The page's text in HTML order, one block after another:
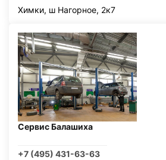
Химки, ш Нагорное, 2к7
Сервис Балашиха
+7 (495) 431-63-63